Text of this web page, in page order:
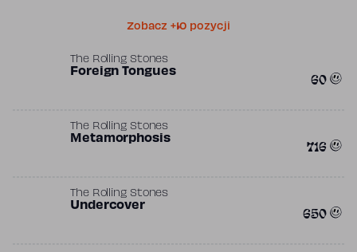
Zobacz +10 pozycji
The Rolling Stones
Foreign Tongues 60
The Rolling Stones
Metamorphosis 716
The Rolling Stones
Undercover 650